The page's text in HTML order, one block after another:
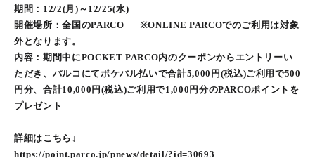
期間：12/2(月)～12/25(水)
開催場所：全国のPARCO ※ONLINE PARCOでのご利用は対象
外となります。
内容：期間中にPOCKET PARCO内のクーポンからエントリーい
ただき、パルコにてポケパル払いで合計5,000円(税込)ご利用で500
円分、合計10,000円(税込)ご利用で1,000円分のPARCOポイントを
プレゼント
詳細はこちら↓
https://point.parco.jp/pnews/detail/?id=30693